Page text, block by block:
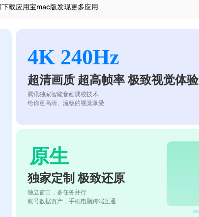
载应用宝mac版发现更多应用
4K 240Hz
超清画质 超高帧率 极致视觉体验
腾讯独家智能音画调校技术
给你更高清、流畅的视觉享受
原生
独家定制 极致还原
独立窗口，多任务并行
账号数据资产，手机电脑跨端互通